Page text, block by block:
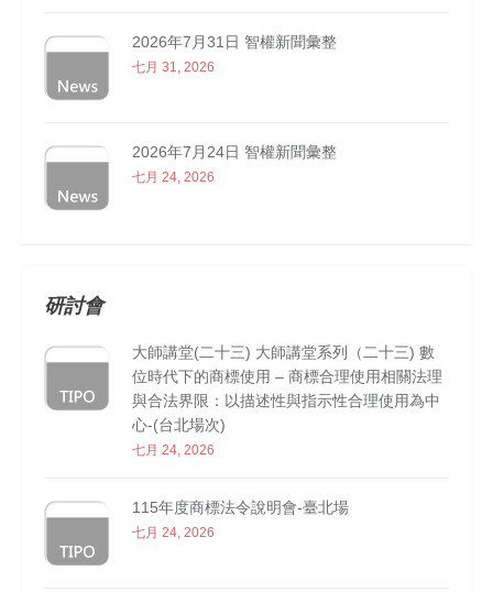
2026年7月31日 智權新聞彙整
七月 31, 2026
2026年7月24日 智權新聞彙整
七月 24, 2026
研討會
大師講堂(二十三) 大師講堂系列（二十三) 數
位時代下的商標使用 – 商標合理使用相關法理
與合法界限：以描述性與指示性合理使用為中
心-(台北場次)
七月 24, 2026
115年度商標法令說明會-臺北場
七月 24, 2026